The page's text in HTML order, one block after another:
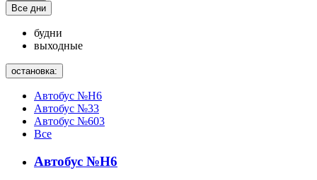
Все дни
будни
выходные
остановка:
Автобус №Н6
Автобус №33
Автобус №603
Все
Автобус №Н6